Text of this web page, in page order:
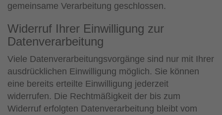
gemeinsame Verarbeitung geschlossen.
Widerruf Ihrer Einwilligung zur
Datenverarbeitung
Viele Datenverarbeitungsvorgänge sind nur mit Ihrer
ausdrücklichen Einwilligung möglich. Sie können
eine bereits erteilte Einwilligung jederzeit
widerrufen. Die Rechtmäßigkeit der bis zum
Widerruf erfolgten Datenverarbeitung bleibt vom